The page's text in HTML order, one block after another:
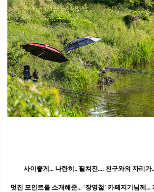
사이좋게... 나란히.. 펼쳐진.... 친구와의 자리가
멋진 포인트를 소개해준... '장영철' 카페지기님께...